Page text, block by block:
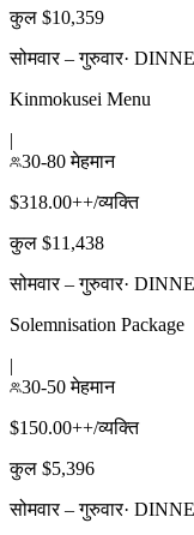
कुल $10,359
सोमवार – गुरुवार·
Kinmokusei Menu
|
30-80 मेहमान
$318.00++/व्यक्ति
कुल $11,438
सोमवार – गुरुवार·
Solemnisation Package
|
30-50 मेहमान
$150.00++/व्यक्ति
कुल $5,396
सोमवार – गुरुवार·